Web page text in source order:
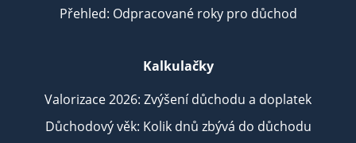
Přehled: Odpracované roky pro důchod
Kalkulačky
Valorizace 2026: Zvýšení důchodu a doplatek
Důchodový věk: Kolik dnů zbývá do důchodu